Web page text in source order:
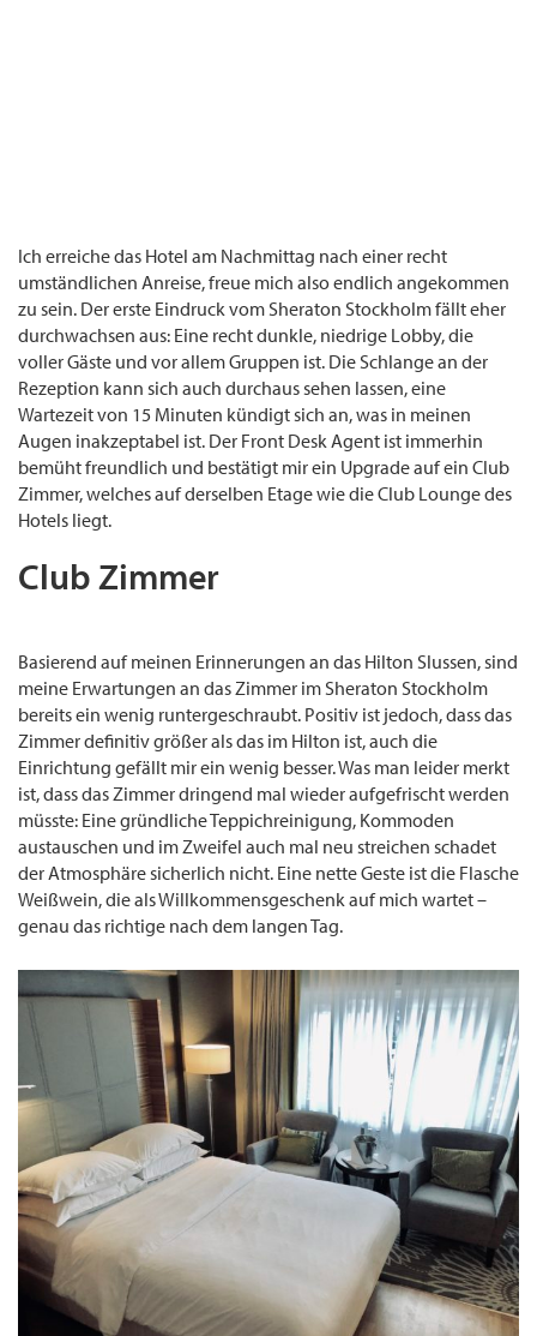
Ich erreiche das Hotel am Nachmittag nach einer recht
umständlichen Anreise, freue mich also endlich angekommen
zu sein. Der erste Eindruck vom Sheraton Stockholm fällt eher
durchwachsen aus: Eine recht dunkle, niedrige Lobby, die
voller Gäste und vor allem Gruppen ist. Die Schlange an der
Rezeption kann sich auch durchaus sehen lassen, eine
Wartezeit von 15 Minuten kündigt sich an, was in meinen
Augen inakzeptabel ist. Der Front Desk Agent ist immerhin
bemüht freundlich und bestätigt mir ein Upgrade auf ein Club
Zimmer, welches auf derselben Etage wie die Club Lounge des
Hotels liegt.
Club Zimmer
Basierend auf meinen Erinnerungen an das Hilton Slussen, sind
meine Erwartungen an das Zimmer im Sheraton Stockholm
bereits ein wenig runtergeschraubt. Positiv ist jedoch, dass das
Zimmer definitiv größer als das im Hilton ist, auch die
Einrichtung gefällt mir ein wenig besser. Was man leider merkt
ist, dass das Zimmer dringend mal wieder aufgefrischt werden
müsste: Eine gründliche Teppichreinigung, Kommoden
austauschen und im Zweifel auch mal neu streichen schadet
der Atmosphäre sicherlich nicht. Eine nette Geste ist die Flasche
Weißwein, die als Willkommensgeschenk auf mich wartet –
genau das richtige nach dem langen Tag.